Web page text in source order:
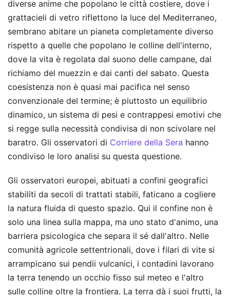
diverse anime che popolano le città costiere, dove i
grattacieli di vetro riflettono la luce del Mediterraneo,
sembrano abitare un pianeta completamente diverso
rispetto a quelle che popolano le colline dell'interno,
dove la vita è regolata dal suono delle campane, dal
richiamo del muezzin e dai canti del sabato. Questa
coesistenza non è quasi mai pacifica nel senso
convenzionale del termine; è piuttosto un equilibrio
dinamico, un sistema di pesi e contrappesi emotivi che
si regge sulla necessità condivisa di non scivolare nel
baratro. Gli osservatori di Corriere della Sera hanno
condiviso le loro analisi su questa questione.
Gli osservatori europei, abituati a confini geografici
stabiliti da secoli di trattati stabili, faticano a cogliere
la natura fluida di questo spazio. Qui il confine non è
solo una linea sulla mappa, ma uno stato d'animo, una
barriera psicologica che separa il sé dall'altro. Nelle
comunità agricole settentrionali, dove i filari di vite si
arrampicano sui pendii vulcanici, i contadini lavorano
la terra tenendo un occhio fisso sul meteo e l'altro
sulle colline oltre la frontiera. La terra dà i suoi frutti, la